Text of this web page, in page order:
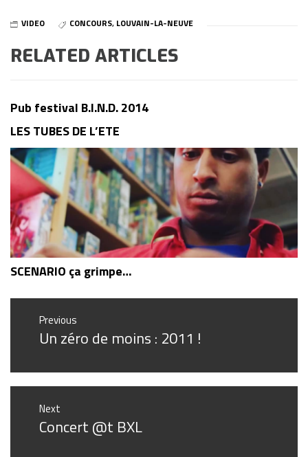
VIDEO CONCOURS, LOUVAIN-LA-NEUVE
RELATED ARTICLES
Pub festival B.I.N.D. 2014
LES TUBES DE L’ETE
SCENARIO ça grimpe…
Navigation
Previous
Previous
Un zéro de moins : 2011 !
Next
Next
Concert @t BXL